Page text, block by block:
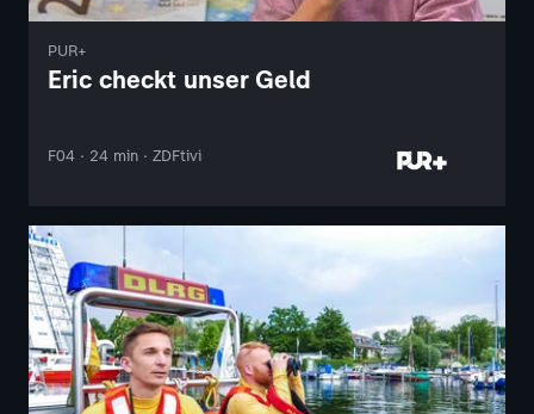
PUR+
Eric checkt unser Geld
F04 · 24 min · ZDFtivi